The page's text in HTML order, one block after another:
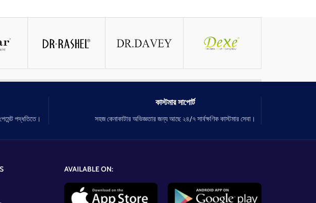
পদ্ধতিতে।
কাস্টমার সাপোর্ট
সহজ কেনাকাটার অভিজ্ঞতার জন্য আছে ২৪/৭ সার্বক্ষণিক কাস্টমার সেবা।
AVAILABLE ON: